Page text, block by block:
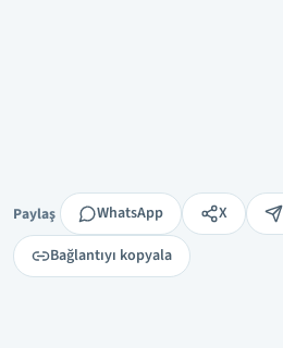
Paylaş
Paylaş WhatsApp X
Bağlantıyı kopyala